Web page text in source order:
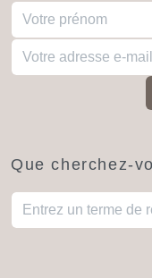
Que cherchez-
Quand les résultats